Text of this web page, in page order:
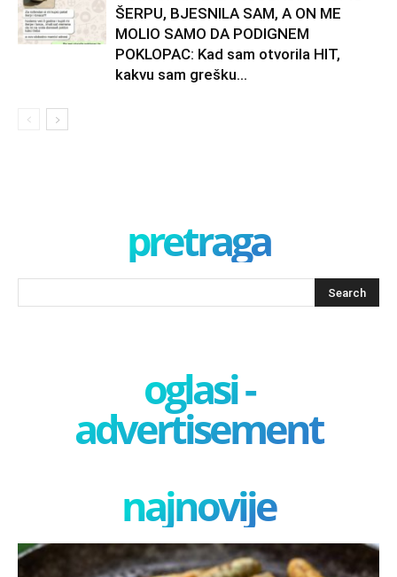
ŠERPU, BJESNILA SAM, A ON ME
MOLIO SAMO DA PODIGNEM
POKLOPAC: Kad sam otvorila HIT,
kakvu sam grešku...
pretraga
oglasi -
advertisement
najnovije